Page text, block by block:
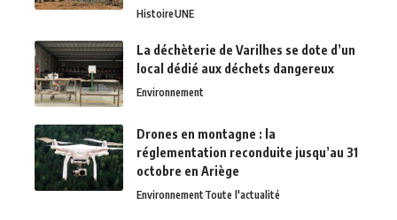
HistoireUNE
La déchèterie de Varilhes se dote d’un
local dédié aux déchets dangereux
Environnement
Drones en montagne : la
réglementation reconduite jusqu’au 31
octobre en Ariège
EnvironnementToute l'actualité